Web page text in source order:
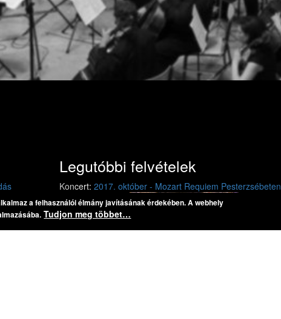
Legutóbbi felvételek
Koncert:2017. október - Mozart Requiem Pesterzsébeten
Mozart: Requiem
Mozart: Requiem
Previous
a felhasználói élmány javításának érdekében. A webhely
Tudjon meg többet…